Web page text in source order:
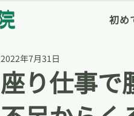
初め
座り仕事で
2022年7月31日